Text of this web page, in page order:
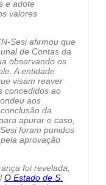
e adote
valores
Sesi afirmou que
de Contas da
observando os
A entidade
visam reaver
concedidos ao
aos
da
apurar o caso,
foram punidos
aprovação
foi revelada,
O Estado de S.